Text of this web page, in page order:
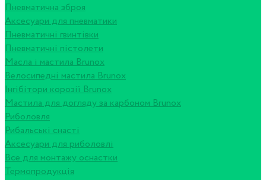
Пневматична зброя
Аксесуари для пневматики
Пневматичні гвинтівки
Пневматичні пістолети
Масла і мастила Brunox
Велосипедні мастила Brunox
Інгібітори корозії Brunox
Мастила для догляду за карбоном Brunox
Риболовля
Рибальські снасті
Аксесуари для риболовлі
Все для монтажу оснастки
Термопродукція